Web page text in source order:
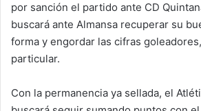
por sanción el partido ante CD
buscará ante Almansa recuperar su
forma y engordar las cifras
particular.
Con la permanencia ya sellada, el